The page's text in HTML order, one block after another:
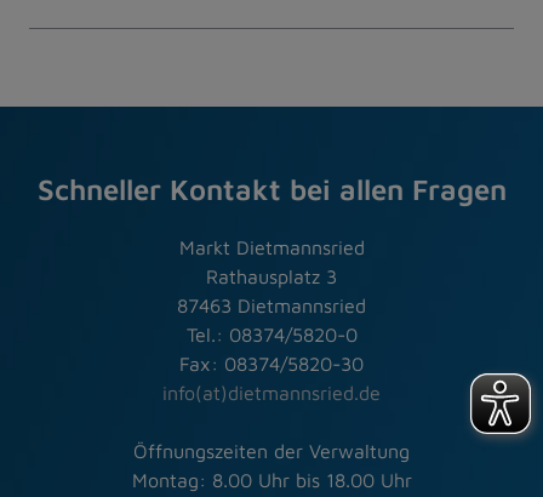
Schneller Kontakt bei allen Fragen
Markt Dietmannsried
Rathausplatz 3
87463 Dietmannsried
Tel.: 08374/5820-0
Fax: 08374/5820-30
info(at)dietmannsried.de
Öffnungszeiten der Verwaltung
Montag: 8.00 Uhr bis 18.00 Uhr